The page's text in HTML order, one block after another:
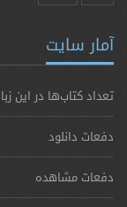
آمار سایت
تعداد کتاب‌ها در این
دفعات دانلود
دفعات مشاهده